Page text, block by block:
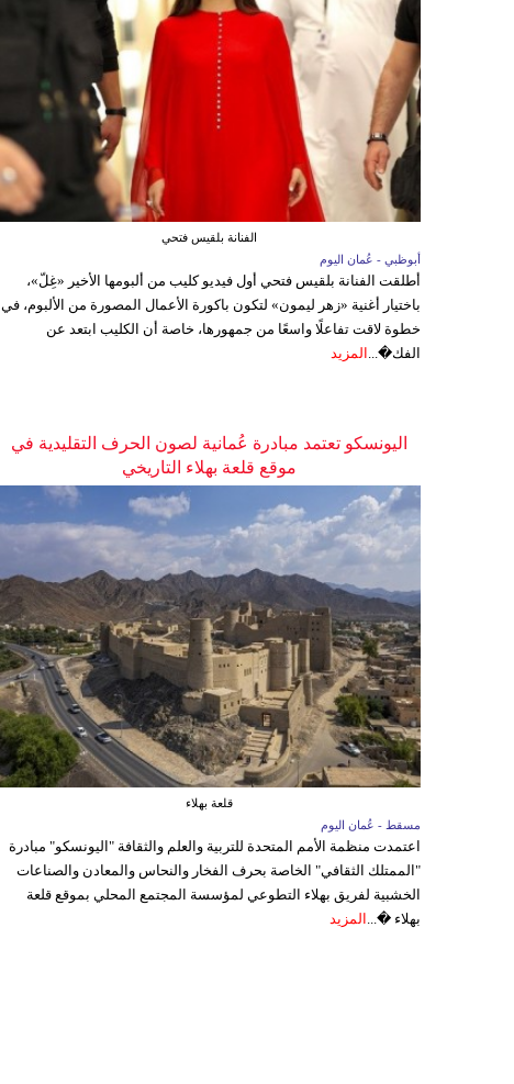
الفنانة بلقيس فتحي
أبوظبي - عُمان اليوم
أطلقت الفنانة بلقيس فتحي أول فيديو كليب من ألبومها الأخير «غِلّ»،
باختيار أغنية «زهر ليمون» لتكون باكورة الأعمال المصورة من الألبوم، في
خطوة لاقت تفاعلًا واسعًا من جمهورها، خاصة أن الكليب ابتعد عن
الفك�... المزيد
اليونسكو تعتمد مبادرة عُمانية لصون الحرف التقليدية في
موقع قلعة بهلاء التاريخي
قلعة بهلاء
مسقط - عُمان اليوم
اعتمدت منظمة الأمم المتحدة للتربية والعلم والثقافة "اليونسكو" مبادرة
"الممتلك الثقافي" الخاصة بحرف الفخار والنحاس والمعادن والصناعات
الخشبية لفريق بهلاء التطوعي لمؤسسة المجتمع المحلي بموقع قلعة
بهلاء �... المزيد